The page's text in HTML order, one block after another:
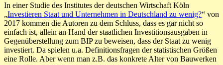
In einer Studie des Institutes der deutschen Wirtschaft Köln
„Investieren Staat und Unternehmen in Deutschland zu wenig?“ von
2017 kommen die Autoren zu dem Schluss, dass es gar nicht so
einfach ist, allein an Hand der staatlichen Investitionsausgaben in
Gegenüberstellung zum BIP zu beweisen, dass der Staat zu wenig
investiert. Da spielen u.a. Definitionsfragen der statistischen Größen
eine Rolle. Aber wenn man z.B. das konkrete Alter von Bauwerken